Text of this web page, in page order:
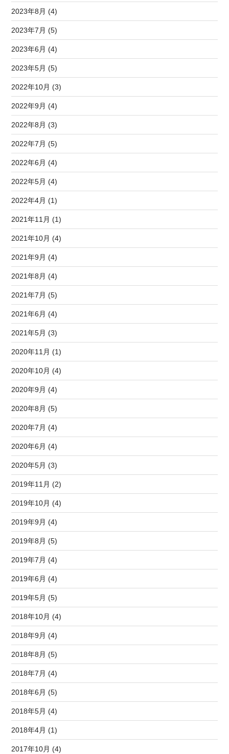
2023年8月 (4)
2023年7月 (5)
2023年6月 (4)
2023年5月 (5)
2022年10月 (3)
2022年9月 (4)
2022年8月 (3)
2022年7月 (5)
2022年6月 (4)
2022年5月 (4)
2022年4月 (1)
2021年11月 (1)
2021年10月 (4)
2021年9月 (4)
2021年8月 (4)
2021年7月 (5)
2021年6月 (4)
2021年5月 (3)
2020年11月 (1)
2020年10月 (4)
2020年9月 (4)
2020年8月 (5)
2020年7月 (4)
2020年6月 (4)
2020年5月 (3)
2019年11月 (2)
2019年10月 (4)
2019年9月 (4)
2019年8月 (5)
2019年7月 (4)
2019年6月 (4)
2019年5月 (5)
2018年10月 (4)
2018年9月 (4)
2018年8月 (5)
2018年7月 (4)
2018年6月 (5)
2018年5月 (4)
2018年4月 (1)
2017年10月 (4)